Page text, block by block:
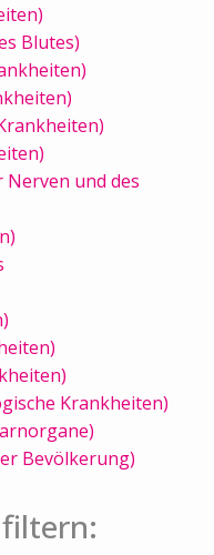
Blutes)
und des
Krankheiten)
Bevölkerung)